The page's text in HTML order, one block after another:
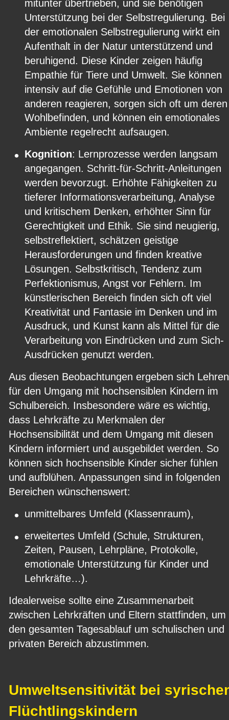
mitunter übertrieben, und sie benötigen
Unterstützung bei der Selbstregulierung. Bei
der emotionalen Selbstregulierung wirkt ein
Aufenthalt in der Natur unterstützend und
beruhigend. Diese Kinder zeigen häufig
Empathie für Tiere und Umwelt. Sie können
intensiv auf die Gefühle und Emotionen von
anderen reagieren, sorgen sich oft um
Wohlbefinden, und können ein emotionales
Ambiente regelrecht aufsaugen.
• Kognition: Lernprozesse werden langsam
angegangen. Schritt-für-Schritt-Anleitungen
werden bevorzugt. Erhöhte Fähigkeiten zu
tieferer Informationsverarbeitung, Analyse
und kritischem Denken, erhöhter Sinn für
Gerechtigkeit und Ethik. Sie sind neugierig,
selbstreflektiert, schätzen geistige
Herausforderungen und finden kreative
Lösungen. Selbstkritisch, Tendenz zum
Perfektionismus, Angst vor Fehlern. Im
künstlerischen Bereich finden sich oft viel
Kreativität und Fantasie im Denken und im
Ausdruck, und Kunst kann als Mittel für die
Verarbeitung von Eindrücken und zum Sich-
Ausdrücken genutzt werden.
Aus diesen Beobachtungen ergeben sich
für den Umgang mit hochsensiblen Kindern im
Schulbereich. Insbesondere wäre es wichtig,
dass Lehrkräfte zu Merkmalen der
Hochsensibilität und dem Umgang mit diesen
Kindern informiert und ausgebildet werden. So
können sich hochsensible Kinder sicher fühlen
und aufblühen. Anpassungen sind in folgenden
Bereichen wünschenswert:
• unmittelbares Umfeld (Klassenraum),
• erweitertes Umfeld (Schule, Strukturen,
Zeiten, Pausen, Lehrpläne, Protokolle,
emotionale Unterstützung für Kinder und
Lehrkräfte…).
Idealerweise sollte eine Zusammenarbeit
zwischen Lehrkräften und Eltern stattfinden, um
den gesamten Tagesablauf um schulischen und
privaten Bereich abzustimmen.
Umweltsensitivität bei
Flüchtlingskindern